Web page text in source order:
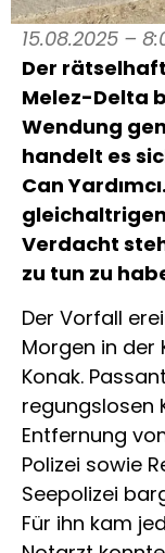
15.08.2025 –
Der
Melez-Delta
Wendung
handelt es
Can
Verdacht
zu tun zu
Der Vorfall
Morgen in der
Konak.
regungslosen
Entfernung
Polizei sowie
Seepolizei
Für ihn kam